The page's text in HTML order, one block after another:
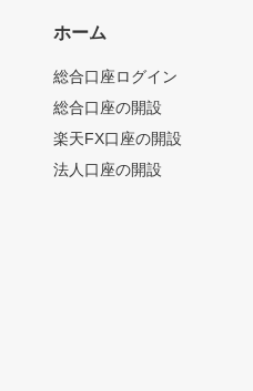
ホーム
総合口座ログイン
総合口座の開設
楽天FX口座の開設
法人口座の開設